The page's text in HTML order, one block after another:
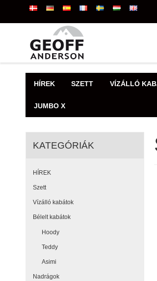
HÍREK SZETT VÍZÁLLÓ
JUMBO X
KATEGÓRIÁK
HÍREK
Szett
Vízálló kabátok
Bélelt kabátok
Hoody
Teddy
Asimi
Nadrágok